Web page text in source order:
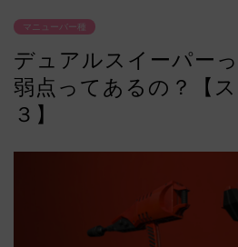
マニューバー種
デュアルスイーパー
弱点ってあるの？【
３】